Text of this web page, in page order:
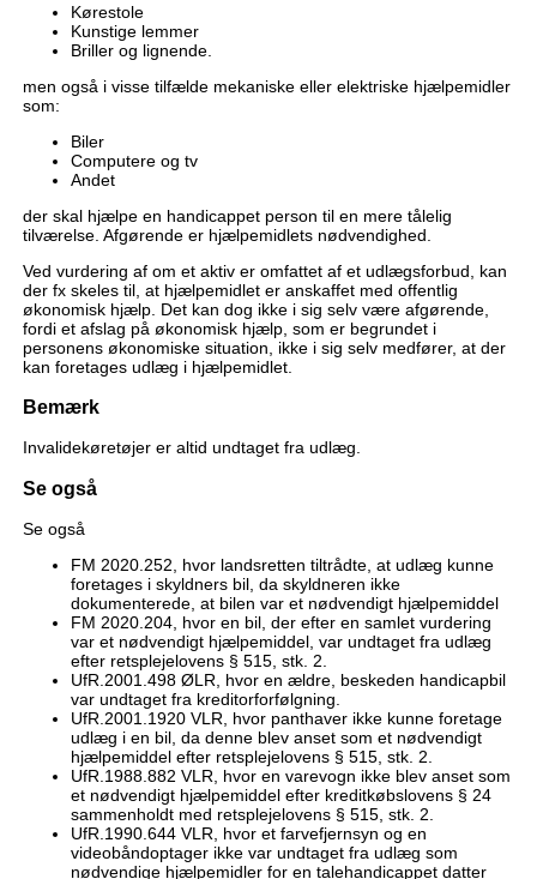
Kørestole
Kunstige lemmer
Briller og lignende.
men også i visse tilfælde mekaniske eller elektriske hjælpemidler
som:
Biler
Computere og tv
Andet
der skal hjælpe en handicappet person til en mere tålelig
tilværelse. Afgørende er hjælpemidlets nødvendighed.
Ved vurdering af om et aktiv er omfattet af et udlægsforbud, kan
der fx skeles til, at hjælpemidlet er anskaffet med offentlig
økonomisk hjælp. Det kan dog ikke i sig selv være afgørende,
fordi et afslag på økonomisk hjælp, som er begrundet i
personens økonomiske situation, ikke i sig selv medfører, at der
kan foretages udlæg i hjælpemidlet.
Bemærk
Invalidekøretøjer er altid undtaget fra udlæg.
Se også
Se også
FM 2020.252, hvor landsretten tiltrådte, at udlæg kunne
foretages i skyldners bil, da skyldneren ikke
dokumenterede, at bilen var et nødvendigt hjælpemiddel
FM 2020.204, hvor en bil, der efter en samlet vurdering
var et nødvendigt hjælpemiddel, var undtaget fra udlæg
efter retsplejelovens § 515, stk. 2.
UfR.2001.498 ØLR, hvor en ældre, beskeden handicapbil
var undtaget fra kreditorforfølgning.
UfR.2001.1920 VLR, hvor panthaver ikke kunne foretage
udlæg i en bil, da denne blev anset som et nødvendigt
hjælpemiddel efter retsplejelovens § 515, stk. 2.
UfR.1988.882 VLR, hvor en varevogn ikke blev anset som
et nødvendigt hjælpemiddel efter kreditkøbslovens § 24
sammenholdt med retsplejelovens § 515, stk. 2.
UfR.1990.644 VLR, hvor et farvefjernsyn og en
videobåndoptager ikke var undtaget fra udlæg som
nødvendige hjælpemidler for en talehandicappet datter